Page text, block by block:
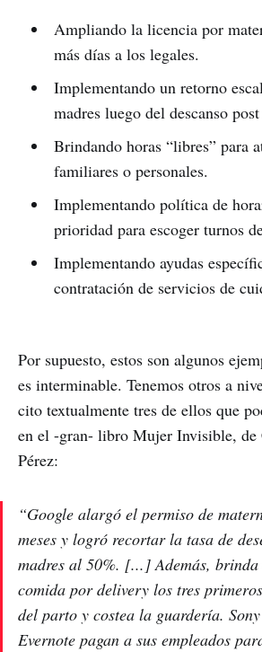
Ampliando la licencia por
más días a los legales.
Implementando un retorno
madres luego del descanso
Brindando horas “libres” para
familiares o personales.
Implementando política de
prioridad para escoger turnos
Implementando ayudas
contratación de servicios de
Por supuesto, estos son algunos
es interminable. Tenemos otros a
cito textualmente tres de ellos que
en el -gran- libro Mujer Invisible, de
Pérez:
“Google alargó el permiso de
meses y logró recortar la tasa de
madres al 50%. [...] Además,
comida por delivery los tres primeros
del parto y costea la guardería.
Evernote pagan a sus empleados